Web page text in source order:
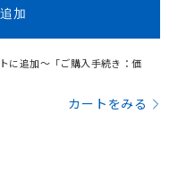
加
に追加～「ご購入手続き：価
カートをみる